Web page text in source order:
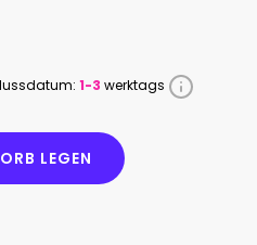
1-3 werktags
LEGEN